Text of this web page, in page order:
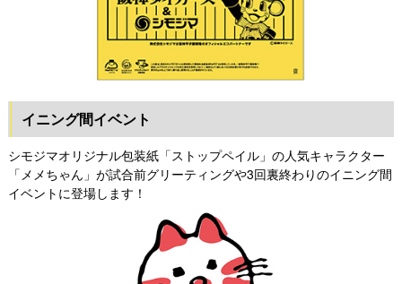
イニング間イベント
シモジマオリジナル包装紙「ストップペイル」の人気キャラクター
「メメちゃん」が試合前グリーティングや3回裏終わりのイニング間
イベントに登場します！